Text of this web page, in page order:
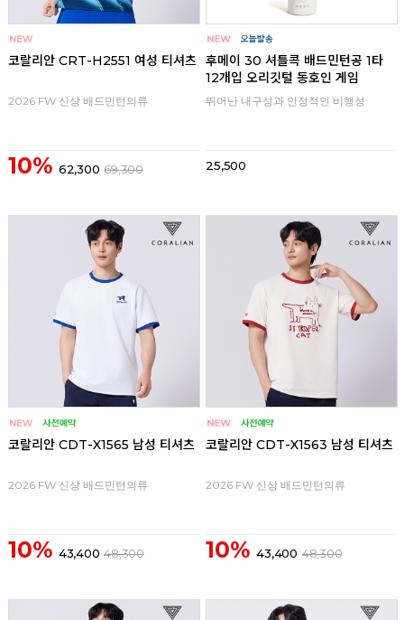
코랄리안 CRT-H2551 여성 티셔츠
2026 FW 신상 배드민턴의류
10% 62,300 69,300
후메이 30 셔틀콕 배드민턴공 1타
12개입 오리깃털 동호인 게임
뛰어난 내구성과 안정적인 비행성
25,500
코랄리안 CDT-X1565 남성 티셔츠
2026 FW 신상 배드민턴의류
10% 43,400 48,300
코랄리안 CDT-X1563 남성 티셔츠
2026 FW 신상 배드민턴의류
10% 43,400 48,300